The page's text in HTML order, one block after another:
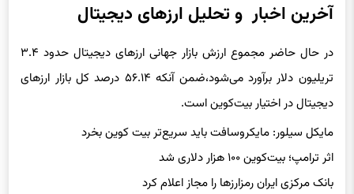
آخرین اخبار و تحلیل ارزهای دیجیتال
در حال حاضر مجموع ارزش بازار جهانی ارزهای دیجیتال حدود ۳.۴
تریلیون دلار برآورد می‌شود،‌ضمن آنکه ۵۶.۱۴ درصد کل بازار ارزهای
دیجیتال در اختیار بیت‌کوین است.
مایکل سیلور: مایکروسافت باید سریع‌تر بیت کوین بخرد
اثر ترامپ؛ بیت‌کوین ۱۰۰ هزار دلاری شد
بانک مرکزی ایران رمزارزها را مجاز اعلام کرد